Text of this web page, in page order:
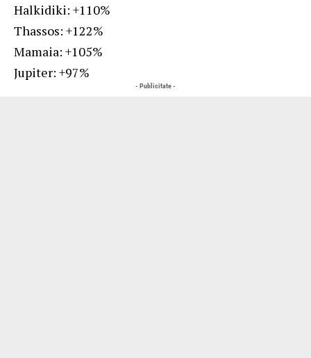
Halkidiki: +110%
Thassos: +122%
Mamaia: +105%
Jupiter: +97%
- Publicitate -